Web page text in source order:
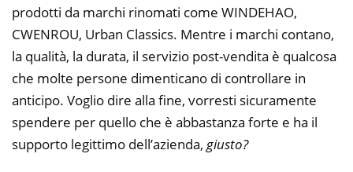
prodotti da marchi rinomati come WINDEHAO,
CWENROU, Urban Classics. Mentre i marchi contano,
la qualità, la durata, il servizio post-vendita è qualcosa
che molte persone dimenticano di controllare in
anticipo. Voglio dire alla fine, vorresti sicuramente
spendere per quello che è abbastanza forte e ha il
supporto legittimo dell’azienda, giusto?